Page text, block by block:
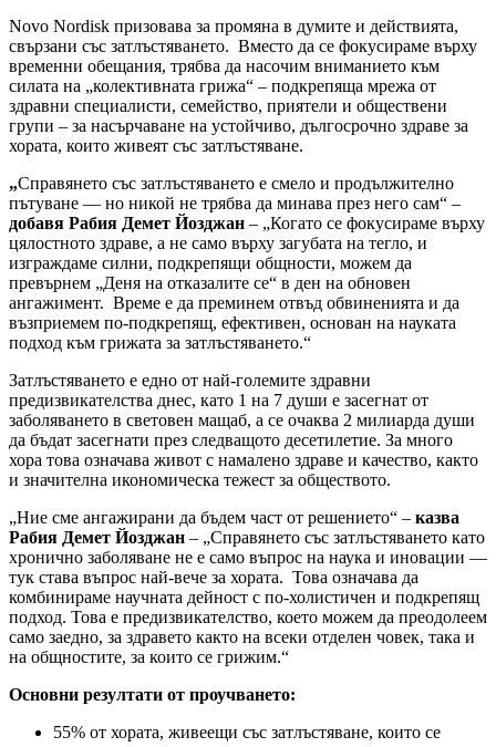
Novo Nordisk призовава за промяна в думите и действията,
свързани със затлъстяването. Вместо да се фокусираме върху
временни обещания, трябва да насочим вниманието към
силата на „колективната грижа“ – подкрепяща мрежа от
здравни специалисти, семейство, приятели и обществени
групи – за насърчаване на устойчиво, дългосрочно здраве за
хората, които живеят със затлъстяване.
„Справянето със затлъстяването е смело и продължително
пътуване — но никой не трябва да минава през него сам“ –
добавя Рабия Демет Йозджан – „Когато се фокусираме върху
цялостното здраве, а не само върху загубата на тегло, и
изграждаме силни, подкрепящи общности, можем да
превърнем „Деня на отказалите се“ в ден на обновен
ангажимент. Време е да преминем отвъд обвиненията и да
възприемем по-подкрепящ, ефективен, основан на науката
подход към грижата за затлъстяването.“
Затлъстяването е едно от най-големите здравни
предизвикателства днес, като 1 на 7 души е засегнат от
заболяването в световен мащаб, а се очаква 2 милиарда души
да бъдат засегнати през следващото десетилетие. За много
хора това означава живот с намалено здраве и качество, както
и значителна икономическа тежест за обществото.
„Ние сме ангажирани да бъдем част от решението“ – казва
Рабия Демет Йозджан – „Справянето със затлъстяването като
хронично заболяване не е само въпрос на наука и иновации —
тук става въпрос най-вече за хората. Това означава да
комбинираме научната дейност с по-холистичен и подкрепящ
подход. Това е предизвикателство, което можем да преодолеем
само заедно, за здравето както на всеки отделен човек, така и
на общностите, за които се грижим.“
Основни резултати от проучването:
55% от хората, живеещи със затлъстяване, които се